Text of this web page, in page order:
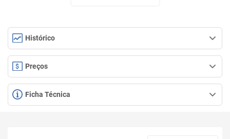
Histórico
Preços
Ficha Técnica